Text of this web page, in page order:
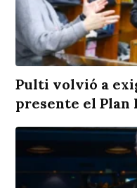
Pulti volvió a
presente el Plan